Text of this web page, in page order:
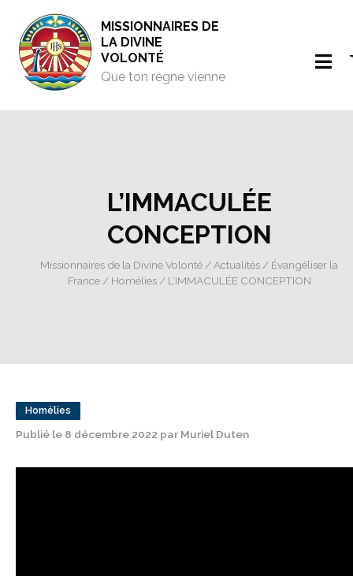
MISSIONNAIRES DE
LA DIVINE
VOLONTÉ
Que ton règne vienne
L’IMMACULÉE
CONCEPTION
Missionnaires de la Divine Volonté / Actualités / Évangéliser la
France/ Homélies/ L’IMMACULÉE CONCEPTION
Homélies
Publié le 8 décembre 2022 par Muriel Duten